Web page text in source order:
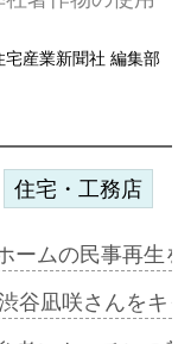
産業新聞社 編集部
住宅・工務店
ームの民事再
谷凪咲さんを